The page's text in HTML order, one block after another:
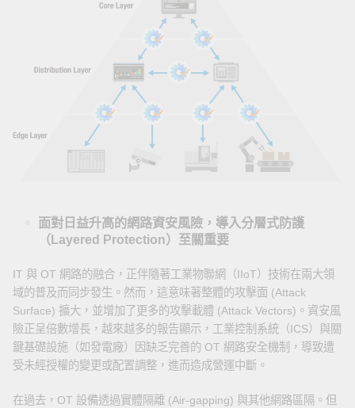
面對日益升高的網路資安風險，導入分層式防護
（Layered Protection）至關重要
IT 與 OT 網路的融合，正伴隨著工業物聯網（IIoT）技術在兩大領
域的普及而同步發生。然而，這意味著整體的攻擊面 (Attack
Surface) 擴大，並增加了更多的攻擊載體 (Attack Vectors)。資安風
險正呈倍數增長，越來越多的報告顯示，工業控制系統（ICS）與關
鍵基礎設施（如發電廠）因缺乏完善的 OT 網路安全機制，導致遭
受未經授權的變更或配置調整，進而造成營運中斷。
在過去，OT 設備透過實體隔離 (Air-gapping) 與其他網路區隔。但